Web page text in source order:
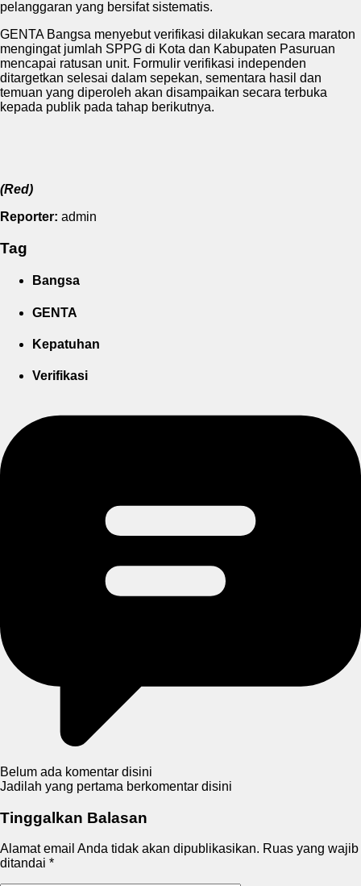
pelanggaran yang bersifat sistematis.
GENTA Bangsa menyebut verifikasi dilakukan secara maraton
mengingat jumlah SPPG di Kota dan Kabupaten Pasuruan
mencapai ratusan unit. Formulir verifikasi independen
ditargetkan selesai dalam sepekan, sementara hasil dan
temuan yang diperoleh akan disampaikan secara terbuka
kepada publik pada tahap berikutnya.
(Red)
Reporter: admin
Tag
Bangsa
GENTA
Kepatuhan
Verifikasi
Belum ada komentar disini
Jadilah yang pertama berkomentar disini
Tinggalkan Balasan
Alamat email Anda tidak akan dipublikasikan. Ruas yang wajib
ditandai *